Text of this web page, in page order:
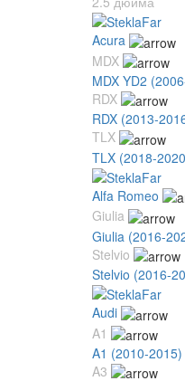
Acura
MDX
MDX YD2
RDX
RDX (2013-
TLX
TLX (2018-
Alfa Romeo
Giulia
Giulia (2016-
Stelvio
Stelvio (2016-
Audi
A1
A1 (2010-2015)
A3